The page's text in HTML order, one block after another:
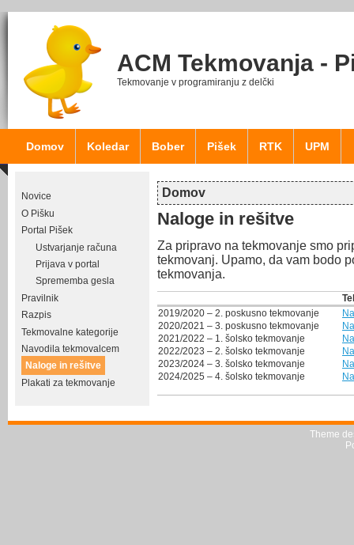
ACM Tekmovanja -
Tekmovanje v programiranju z delčki
Domov Koledar Bober Pišek RTK UPM
Novice
O Pišku
Portal Pišek
Ustvarjanje računa
Prijava v portal
Sprememba gesla
Pravilnik
Razpis
Tekmovalne kategorije
Navodila tekmovalcem
Naloge in rešitve
Plakati za tekmovanje
Nahajate se tukaj
Domov
Naloge in rešitve
Za pripravo na tekmovanje smo
tekmovanj. Upamo, da vam bodo
tekmovanja.
2019/2020 – 2. poskusno tekmovanje
2020/2021 – 3. poskusno tekmovanje
2021/2022 – 1. šolsko tekmovanje
2022/2023 – 2. šolsko tekmovanje
2023/2024 – 3. šolsko tekmovanje
2024/2025 – 4. šolsko tekmovanje
Theme